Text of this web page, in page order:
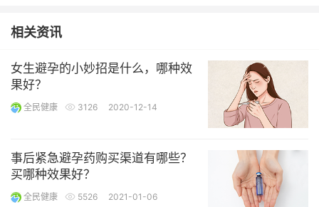
相关资讯
女生避孕的小妙招是什么，哪种效
果好？
全民健康 3126 2020-12-14
事后紧急避孕药购买渠道有哪些？
买哪种效果好？
全民健康 5526 2021-01-06